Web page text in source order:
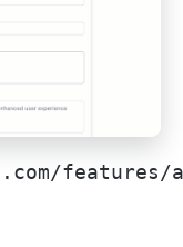
features/